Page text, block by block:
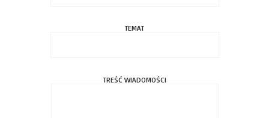
TEMAT
TREŚĆ WIADOMOŚCI